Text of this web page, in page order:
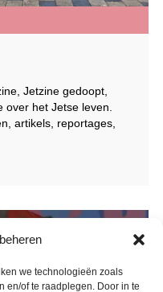
we technologieën zoals
en/of te raadplegen. Door in te
Jetzine gedoopt,
het Jetse leven.
artikels, reportages,